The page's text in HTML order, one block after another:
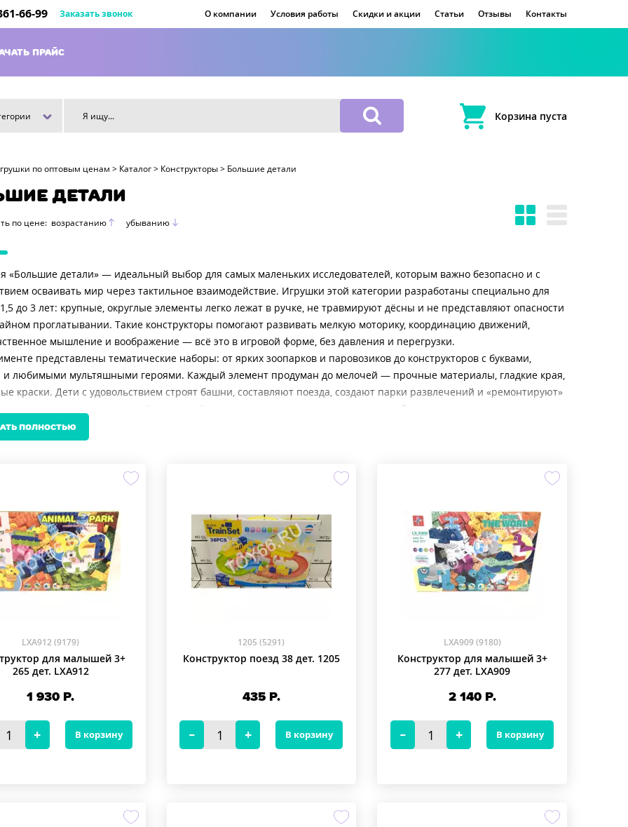
66-99 Заказать звонок О компании Условия работы Скидки и акции Статьи Отзывы Контакты
ПРАЙС
Корзина пуста
по оптовым ценам > Каталог > Конструкторы > Большие детали
ДЕТАЛИ
по цене: возрастанию убыванию
«Большие детали» — идеальный выбор для самых маленьких исследователей, которым важно безопасно и с
осваивать мир через тактильное взаимодействие. Игрушки этой категории разработаны специально для
до 3 лет: крупные, округлые элементы легко лежат в ручке, не травмируют дёсны и не представляют опасности
проглатывании. Такие конструкторы помогают развивать мелкую моторику, координацию движений,
мышление и воображение — всё это в игровой форме, без давления и перегрузки.
представлены тематические наборы: от ярких зоопарков и паровозиков до конструкторов с буквами,
любимыми мультяшными героями. Каждый элемент продуман до мелочей — прочные материалы, гладкие края,
краски. Дети с удовольствием строят башни, составляют поезда, создают парки развлечений и «ремонтируют»
помощью специальных отвёрток — всё это становится частью естественного обучения через игру.
уделено удобству родителей: многие наборы включают специальные столы или контейнеры для
что делает уборку после игры простой и быстрой. Такие решения особенно ценят те, кто ищет практичные
купить игрушку, которая будет развивать ребёнка, а не просто развлекать — обратите внимание на
укрепляя эмоциональную связь и создавая тёплые воспоминания.
игрушек часто оказывается недорогой, особенно если учитывать их долговечность и многофункциональность.
конструктор из этой категории станет не просто игрушкой — он превратится в надёжного помощника в
вашего малыша на годы вперёд.
безопасное, яркое и умное развитие с первых шагов — и пусть каждая собранная башня или поезд станет
Купить игрушки с крупными деталями — значит дать ребёнку возможность расти свободно, уверенно
ПОЛНОСТЬЮ
LXA912 (9179)
для малышей 3+
265 дет. LXA912
1 930 Р.
В корзину
1205 (5291)
Конструктор поезд 38 дет. 1205
435Р.
В корзину
LXA909 (9180)
Конструктор для малышей 3+
277 дет. LXA909
2 140Р.
В корзину